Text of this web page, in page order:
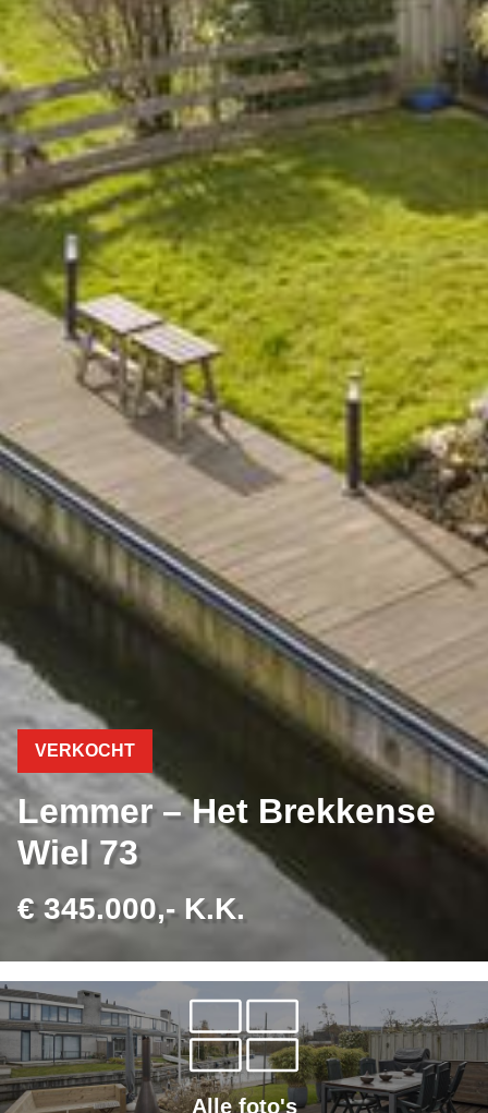
VERKOCHT
Lemmer – Het Brekkense
Wiel 73
€ 345.000,- K.K.
Alle foto's